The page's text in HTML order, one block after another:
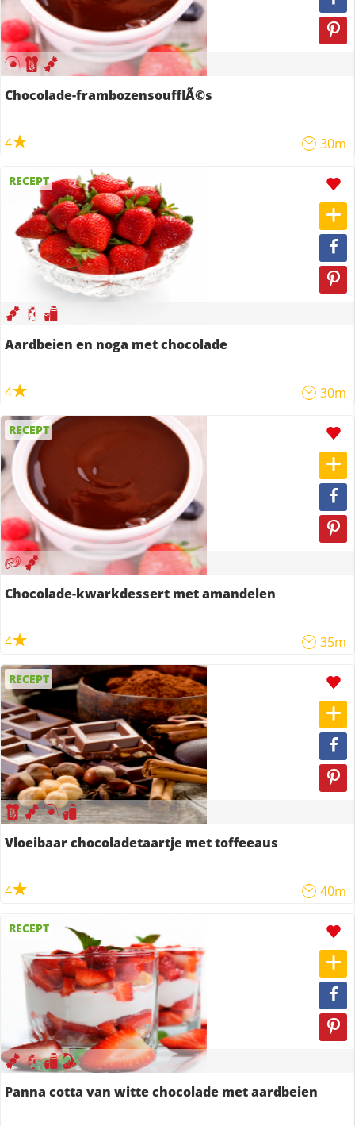
Chocolade-frambozensoufflÃ©s
4 30m
RECEPT
Aardbeien en noga met chocolade
4 30m
RECEPT
Chocolade-kwarkdessert met amandelen
4 35m
RECEPT
Vloeibaar chocoladetaartje met toffeeaus
4 40m
RECEPT
Panna cotta van witte chocolade met aardbeien